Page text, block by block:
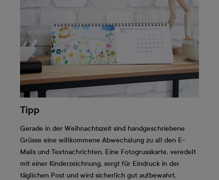
Tipp
Gerade in der Weihnachtszeit sind handgeschriebene
Grüsse eine willkommene Abwechslung zu all den E-
Mails und Textnachrichten. Eine Fotogrusskarte, veredelt
mit einer Kinderzeichnung, sorgt für Eindruck in der
täglichen Post und wird sicherlich gut aufbewahrt.